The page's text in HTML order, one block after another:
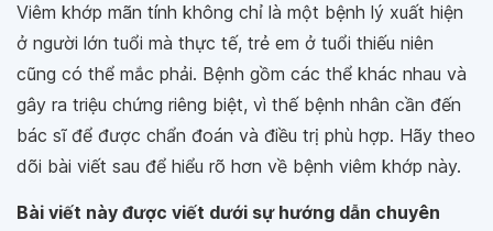
Viêm khớp mãn tính không chỉ là một bệnh lý xuất hiện
ở người lớn tuổi mà thực tế, trẻ em ở tuổi thiếu niên
cũng có thể mắc phải. Bệnh gồm các thể khác nhau và
gây ra triệu chứng riêng biệt, vì thế bệnh nhân cần đến
bác sĩ để được chẩn đoán và điều trị phù hợp. Hãy theo
dõi bài viết sau để hiểu rõ hơn về bệnh viêm khớp này.
Bài viết này được viết dưới sự hướng dẫn chuyên